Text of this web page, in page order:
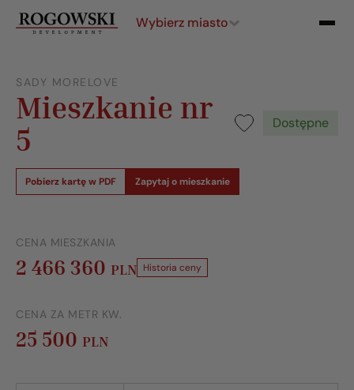
Wybierz miasto
SADY MORELOVE
Mieszkanie nr
5
Dostępne
Pobierz kartę w PDF Zapytaj o mieszkanie
CENA MIESZKANIA
2 466 360 PLN Historia ceny
CENA ZA METR KW.
25 500 PLN